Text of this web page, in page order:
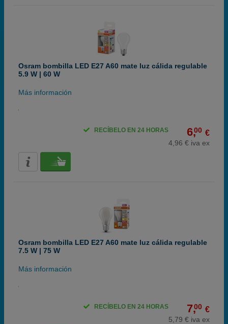
Osram bombilla LED E27 A60 mate luz cálida regulable
5.9 W | 60 W
Más información
6,00 €
4,96 € iva ex
RECÍBELO EN 24 HORAS
Osram bombilla LED E27 A60 mate luz cálida regulable
7.5 W | 75 W
Más información
7,00 €
5,79 € iva ex
RECÍBELO EN 24 HORAS